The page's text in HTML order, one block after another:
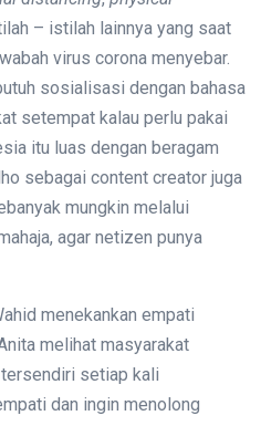
– istilah lainnya yang saat
virus corona menyebar.
sosialisasi dengan bahasa
setempat kalau perlu pakai
itu luas dengan beragam
sebagai content creator juga
mungkin melalui
agar netizen punya
menekankan empati
melihat masyarakat
setiap kali
dan ingin menolong